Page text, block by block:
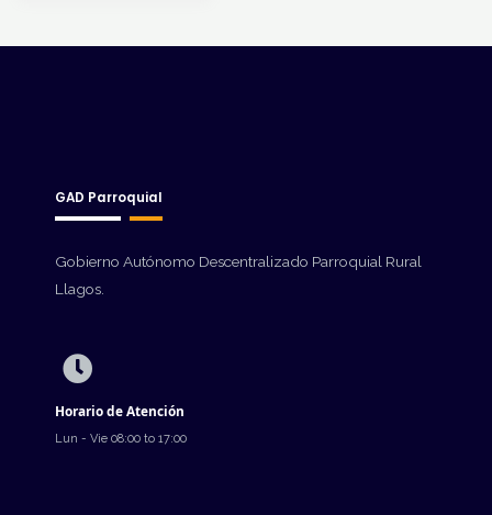
GAD Parroquial
Gobierno Autónomo Descentralizado Parroquial Rural
Llagos.
Horario de Atención
Lun - Vie 08:00 to 17:00